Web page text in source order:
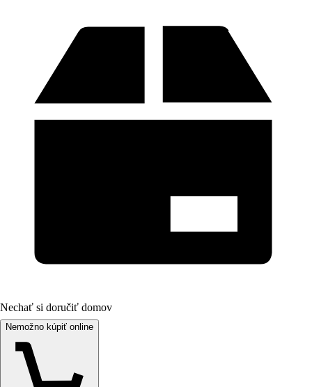
Nechať si doručiť domov
Nemožno kúpiť online